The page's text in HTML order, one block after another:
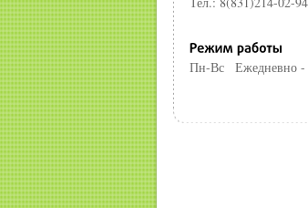
Пн-Вс Ежедневно -